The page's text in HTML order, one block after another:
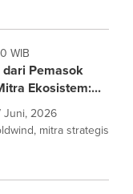
WIB
Pemasok
Ekosistem:...
Juni, 2026
mitra strategis